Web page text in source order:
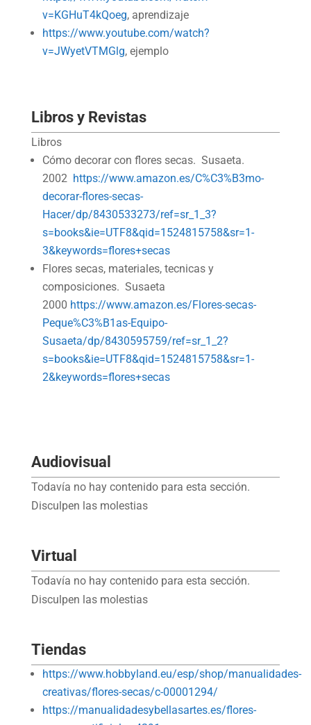
v=KGHuT4kQoeg, aprendizaje
https://www.youtube.com/watch?
v=JWyetVTMGlg, ejemplo
Libros y Revistas
Libros
Cómo decorar con flores secas. Susaeta.
2002 https://www.amazon.es/C%C3%B3mo-
decorar-flores-secas-
Hacer/dp/8430533273/ref=sr_1_3?
s=books&ie=UTF8&qid=1524815758&sr=1-
3&keywords=flores+secas
Flores secas, materiales, tecnicas y
composiciones. Susaeta
2000 https://www.amazon.es/Flores-secas-
Peque%C3%B1as-Equipo-
Susaeta/dp/8430595759/ref=sr_1_2?
s=books&ie=UTF8&qid=1524815758&sr=1-
2&keywords=flores+secas
Audiovisual
Todavía no hay contenido para esta sección.
Disculpen las molestias
Virtual
Todavía no hay contenido para esta sección.
Disculpen las molestias
Tiendas
https://www.hobbyland.eu/esp/shop/manualidades-
creativas/flores-secas/c-00001294/
https://manualidadesybellasartes.es/flores-